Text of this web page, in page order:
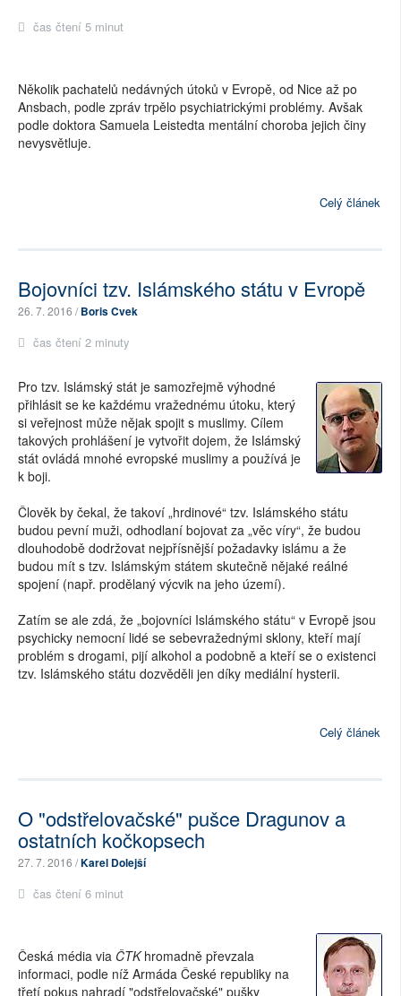
čas čtení 5 minut
Několik pachatelů nedávných útoků v Evropě, od Nice až po
Ansbach, podle zpráv trpělo psychiatrickými problémy. Avšak
podle doktora Samuela Leistedta mentální choroba jejich činy
nevysvětluje.
Celý článek
Bojovníci tzv. Islámského státu v Evropě
26. 7. 2016 /Boris Cvek
čas čtení 2 minuty
Pro tzv. Islámský stát je samozřejmě výhodné
přihlásit se ke každému vražednému útoku, který
si veřejnost může nějak spojit s muslimy. Cílem
takových prohlášení je vytvořit dojem, že Islámský
stát ovládá mnohé evropské muslimy a používá je
k boji.
Člověk by čekal, že takoví „hrdinové“ tzv. Islámského státu
budou pevní muži, odhodlaní bojovat za „věc víry“, že budou
dlouhodobě dodržovat nejpřísnější požadavky islámu a že
budou mít s tzv. Islámským státem skutečně nějaké reálné
spojení (např. prodělaný výcvik na jeho území).
Zatím se ale zdá, že „bojovníci Islámského státu“ v Evropě jsou
psychicky nemocní lidé se sebevražednými sklony, kteří mají
problém s drogami, pijí alkohol a podobně a kteří se o existenci
tzv. Islámského státu dozvěděli jen díky mediální hysterii.
Celý článek
O "odstřelovačské" pušce Dragunov a
ostatních kočkopsech
27. 7. 2016 /Karel Dolejší
čas čtení 6 minut
Česká média via ČTKhromadně převzala
informaci, podle níž Armáda České republiky na
třetí pokus nahradí "odstřelovačské" pušky